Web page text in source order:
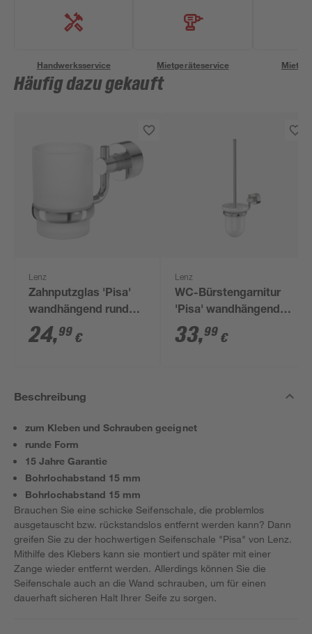
Handwerksservice Mietgeräteservice
Häufig dazu gekauft
Lenz
Zahnputzglas 'Pisa'
wandhängend rund
verchromt/weiß
24,99 €
Lenz
WC-Bürstengarnitur
'Pisa' wandhängend
rund verchromt/weiß
33,99 €
Beschreibung
zum Kleben und Schrauben geeignet
runde Form
15 Jahre Garantie
Bohrlochabstand 15 mm
Bohrlochabstand 15 mm
Brauchen Sie eine schicke Seifenschale, die problemlos
ausgetauscht bzw. rückstandslos entfernt werden kann? Dann
greifen Sie zu der hochwertigen Seifenschale "Pisa" von Lenz.
Mithilfe des Klebers kann sie montiert und später mit einer
Zange wieder entfernt werden. Allerdings können Sie die
Seifenschale auch an die Wand schrauben, um für einen
dauerhaft sicheren Halt Ihrer Seife zu sorgen.